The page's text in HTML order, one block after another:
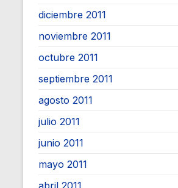
diciembre 2011
noviembre 2011
octubre 2011
septiembre 2011
agosto 2011
julio 2011
junio 2011
mayo 2011
abril 2011